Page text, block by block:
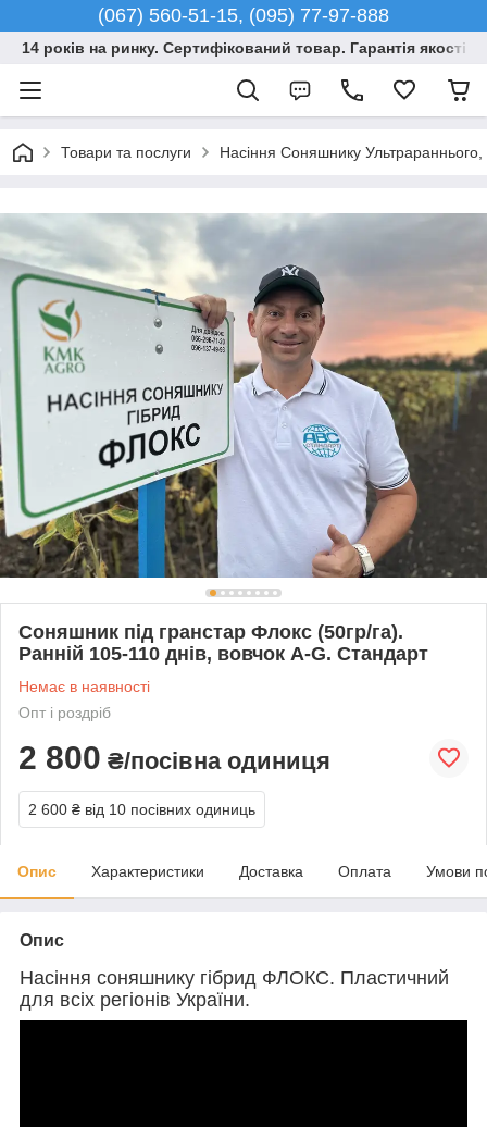
(067) 560-51-15, (095) 77-97-888
14 років на ринку. Сертифікований товар. Гарантія якості
Товари та послуги Насіння Соняшнику Ультрараннього,
Соняшник під гранстар Флокс (50гр/га).
Ранній 105-110 днів, вовчок A-G. Стандарт
Немає в наявності
Опт і роздріб
2 800 ₴/посівна одиниця
2 600 ₴ від 10 посівних одиниць
Опис Характеристики Доставка Оплата Умови
Опис
Насіння соняшнику гібрид ФЛОКС. Пластичний
для всіх регіонів України.